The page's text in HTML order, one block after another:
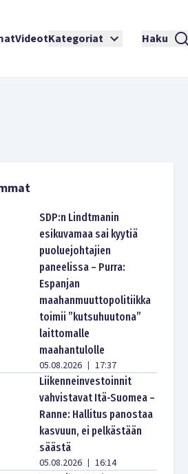
VideotKategoriat Haku
SDP:n Lindtmanin
esikuvamaa sai kyytiä
puoluejohtajien
paneelissa – Purra:
Espanjan
maahanmuuttopolitiikka
toimii ”kutsuhuutona”
laittomalle
maahantulolle
05.08.2026 | 17:37
Liikenneinvestoinnit
vahvistavat Itä-Suomea –
Ranne: Hallitus panostaa
kasvuun, ei pelkästään
säästä
05.08.2026 | 16:14